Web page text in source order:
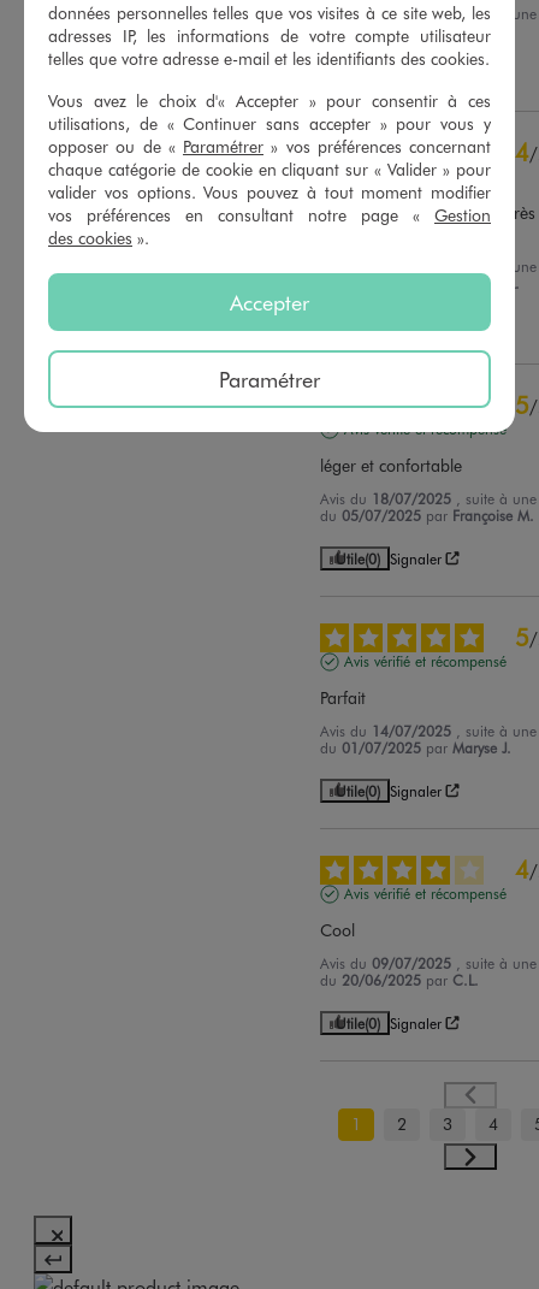
Basé sur 28
avis soumis à un
contrôle
5étoiles
23
4étoiles
4
3étoiles
1
2étoiles
0
1étoile
Trier les avis
Avis du14/07/2026 , suite à une
du29/06/2026 parAnne F.
4/
Avis vérifié et récompensé
Un peu transparent mais
porter
, suite à
Séverine L.
5/
Avis vérifié et récompensé
léger et confortable
Avis du 18/07/2025
, suite à
du05/07/2025 par Françoise M.
Utile(0) Signaler
5/
Avis vérifié et récompensé
Parfait
Avis du 14/07/2025
, suite à
du01/07/2025 parMaryse J.
Utile(0) Signaler
4/
Avis vérifié et récompensé
Cool
Avis du09/07/2025
, suite à
du 20/06/2025 parC.L.
Utile(0) Signaler
1 2 3 4
données personnelles telles que vos visites à ce site web, les
adresses IP, les informations de votre compte utilisateur
telles que votre adresse e-mail et les identifiants des cookies.
Vous avez le choix d'« Accepter » pour consentir à ces
utilisations, de « Continuer sans accepter » pour vous y
opposer ou de « Paramétrer » vos préférences concernant
chaque catégorie de cookie en cliquant sur « Valider » pour
valider vos options. Vous pouvez à tout moment modifier
vos préférences en consultant notre page « Gestion
des cookies ».
Accepter
Paramétrer